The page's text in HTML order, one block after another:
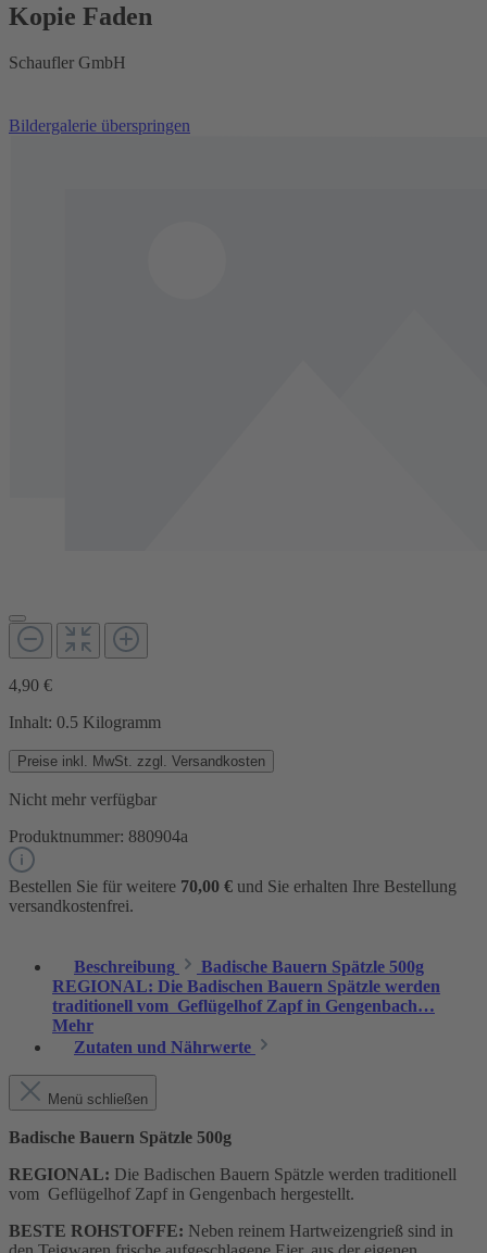
Kopie Faden
Schaufler GmbH
Bildergalerie überspringen
4,90 €
Inhalt: 0.5 Kilogramm
Preise inkl. MwSt. zzgl. Versandkosten
Nicht mehr verfügbar
Produktnummer: 880904a
Bestellen Sie für weitere 70,00 € und Sie erhalten Ihre Bestellung
versandkostenfrei.
Beschreibung
Badische Bauern Spätzle 500g
REGIONAL: Die Badischen Bauern Spätzle werden
traditionell vom Geflügelhof Zapf in Gengenbach…
Mehr
Zutaten und Nährwerte
Menü schließen
Badische Bauern Spätzle 500g
REGIONAL: Die Badischen Bauern Spätzle werden traditionell
vom Geflügelhof Zapf in Gengenbach hergestellt.
BESTE ROHSTOFFE: Neben reinem Hartweizengrieß sind in